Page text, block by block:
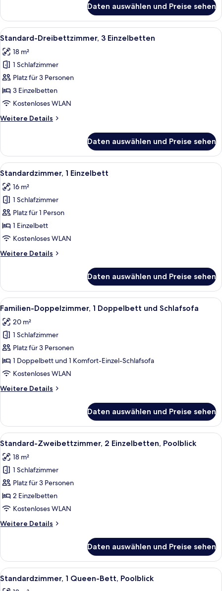
Zweibettzimmer,
2 Einzelbetten
Daten auswählen und Preise sehen
Alle
Fotos
für
Standard-
Dreibettzimmer,
3 Einzelbetten
anzeigen
Ein modernes Hotelzimmer mit
6
Standard-Dreibettzimmer, 3 Einzelbetten
18 m²
1 Schlafzimmer
Platz für 3 Personen
3 Einzelbetten
Kostenloses WLAN
Weitere Details
Weitere
Dreibettzimmer,
3 Einzelbetten
Daten auswählen und Preise sehen
Alle
Fotos
für
Standardzimmer,
1 Einzelbett
anzeigen
Ein Hotelzimmer mit Bett, Nachttisch
9
Standardzimmer, 1 Einzelbett
16 m²
1 Schlafzimmer
Platz für 1 Person
1 Einzelbett
Kostenloses WLAN
Weitere Details
Weitere
1 Einzelbett
Daten auswählen und Preise sehen
Alle
Fotos
für
Familien-
Doppelzimmer,
1 Doppelbett
und
anzeigen
Familien-Doppelzimmer, 1
9
Familien-Doppelzimmer, 1 Doppelbett und Schlafsofa
20 m²
1 Schlafzimmer
Platz für 3 Personen
1 Doppelbett und 1 Komfort-Einzel-Schlafsofa
Kostenloses WLAN
Weitere Details
Weitere
Doppelzimmer,
1 Doppelbett
und
Daten auswählen und Preise sehen
Alle
Fotos
für
Standard-
Zweibettzimmer,
2 Einzelbetten,
Poolblick
Ein modernes Hotelzimmer mit zwei
7
Standard-Zweibettzimmer, 2 Einzelbetten, Poolblick
18 m²
1 Schlafzimmer
Platz für 3 Personen
2 Einzelbetten
Kostenloses WLAN
Weitere Details
Weitere
Zweibettzimmer,
2 Einzelbetten,
Poolblick
Daten auswählen und Preise sehen
Alle
Fotos
Standardzimmer, 1 Queen-Bett,
9
Standardzimmer, 1 Queen-Bett, Poolblick